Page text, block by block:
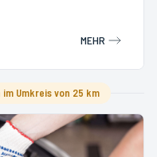
MEHR
Umkreis von 25 km